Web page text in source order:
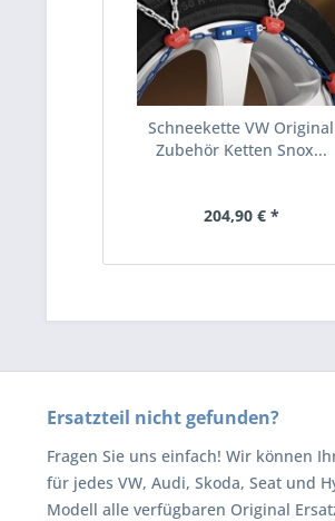
Schneekette VW Original
Zubehör Ketten Snox...
204,90 € *
Ersatzteil nicht gefunden?
Fragen Sie uns einfach! Wir können
für jedes VW, Audi, Skoda, Seat und
Modell alle verfügbaren Original